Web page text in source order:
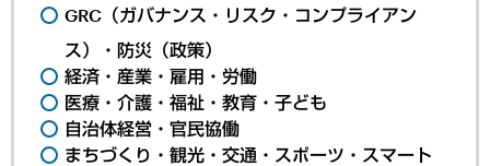
GRC（ガバナンス・リスク・コンプライアン
ス）・防災（政策）
経済・産業・雇用・労働
医療・介護・福祉・教育・子ども
自治体経営・官民協働
まちづくり・観光・交通・スポーツ・スマート